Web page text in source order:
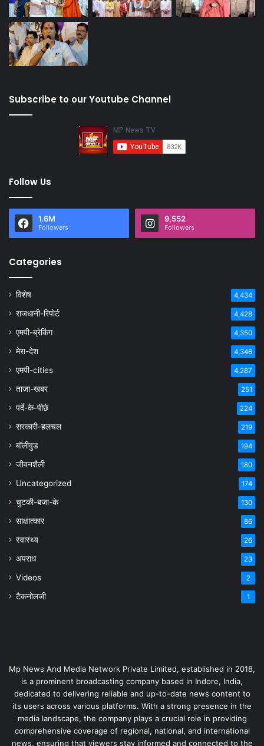
Subscribe to our Youtube Channel
Follow Us
1.6M
Followers
9,552
Followers
Categories
विशेष 4,434
राजधानी-रिपोर्ट 4,428
एमपी-ब्रेकिंग 4,350
मेरा-देश 4,346
एमपी-cities 4,287
ताजा-खबर 251
पर्दे-के-पीछे 224
सरकारी-हलचल 219
बॉलीवुड 194
जीवनशैली 180
Uncategorized 174
चुटकी-बजा-के 130
साक्षात्कार 86
स्वास्थ्य 26
अपराध 23
Videos 2
टैकनोलजी 1
Mp News And Media Network Private Limited, established in 2018,
is a prominent broadcasting company based in Indore, India,
dedicated to delivering reliable and up-to-date news content to
its users across various platforms. With a strong presence in the
media landscape, the company plays a crucial role in providing
comprehensive coverage of regional, national, and international
news, ensuring that viewers stay informed and connected to the